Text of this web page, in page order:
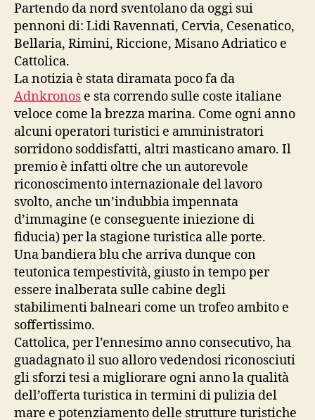
Partendo da nord sventolano da oggi sui
pennoni di: Lidi Ravennati, Cervia, Cesenatico,
Bellaria, Rimini, Riccione, Misano Adriatico e
Cattolica.
La notizia è stata diramata poco fa da
Adnkronos e sta correndo sulle coste italiane
veloce come la brezza marina. Come ogni anno
alcuni operatori turistici e amministratori
sorridono soddisfatti, altri masticano amaro. Il
premio è infatti oltre che un autorevole
riconoscimento internazionale del lavoro
svolto, anche un’indubbia impennata
d’immagine (e conseguente iniezione di
fiducia) per la stagione turistica alle porte.
Una bandiera blu che arriva dunque con
teutonica tempestività, giusto in tempo per
essere inalberata sulle cabine degli
stabilimenti balneari come un trofeo ambito e
soffertissimo.
Cattolica, per l’ennesimo anno consecutivo, ha
guadagnato il suo alloro vedendosi riconosciuti
gli sforzi tesi a migliorare ogni anno la qualità
dell’offerta turistica in termini di pulizia del
mare e potenziamento delle strutture turistiche